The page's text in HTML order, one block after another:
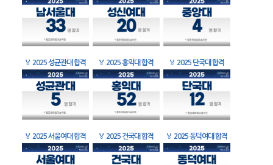
🏅 2025 성균관대 합격 🏅 2025 홍익대 합격 🏅 2025 단국대 합격
🏅 2025 서울여대 합격 🏅 2025 건국대 합격 🏅 2025 동덕여대 합격